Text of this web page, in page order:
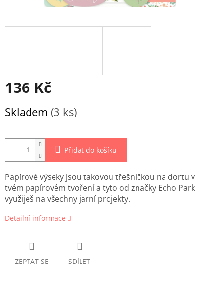
136 Kč
cena:
Skladem (3 ks)
Přidat do košíku
Papírové výseky jsou takovou třešničkou na dortu v
tvém papírovém tvoření a tyto od značky Echo Park
využiješ na všechny jarní projekty.
Detailní informace
ZEPTAT SE SDÍLET